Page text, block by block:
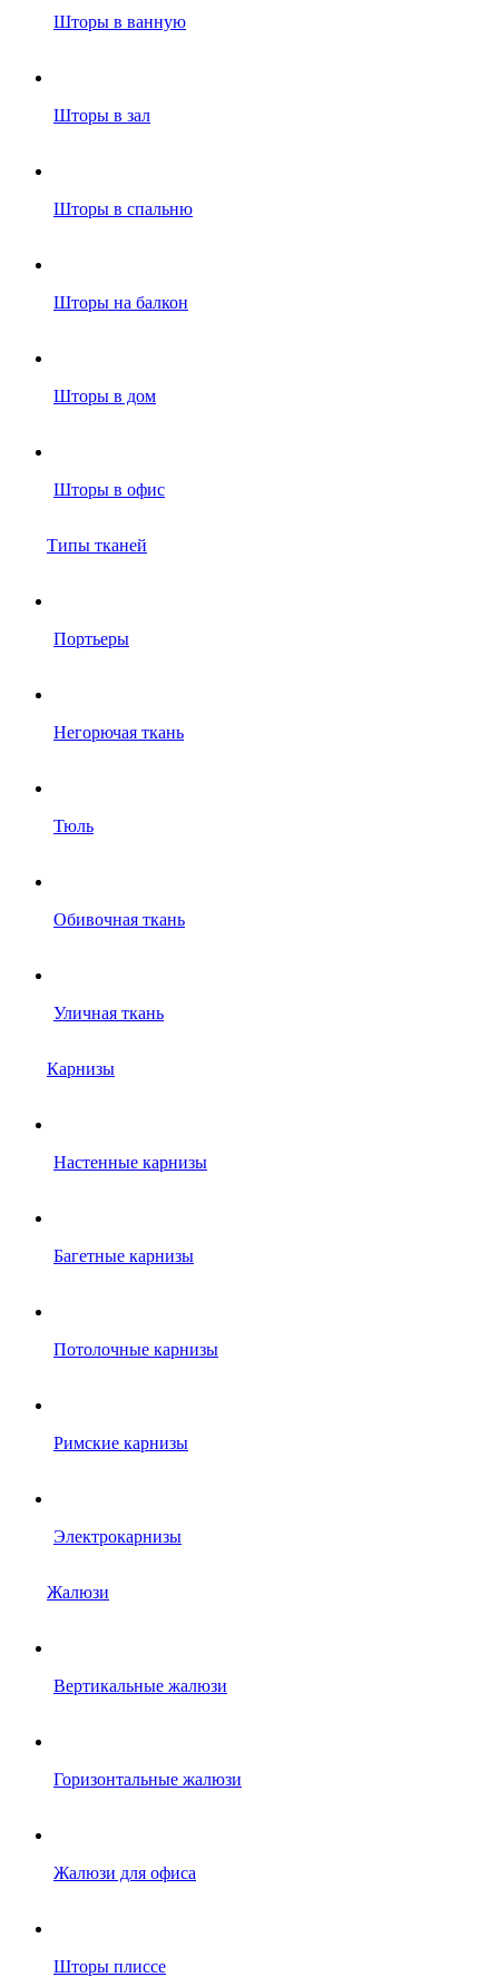
Шторы в ванную
Шторы в зал
Шторы в спальню
Шторы на балкон
Шторы в дом
Шторы в офис
Типы тканей
Портьеры
Негорючая ткань
Тюль
Обивочная ткань
Уличная ткань
Карнизы
Настенные карнизы
Багетные карнизы
Потолочные карнизы
Римские карнизы
Электрокарнизы
Жалюзи
Вертикальные жалюзи
Горизонтальные жалюзи
Жалюзи для офиса
Шторы плиссе